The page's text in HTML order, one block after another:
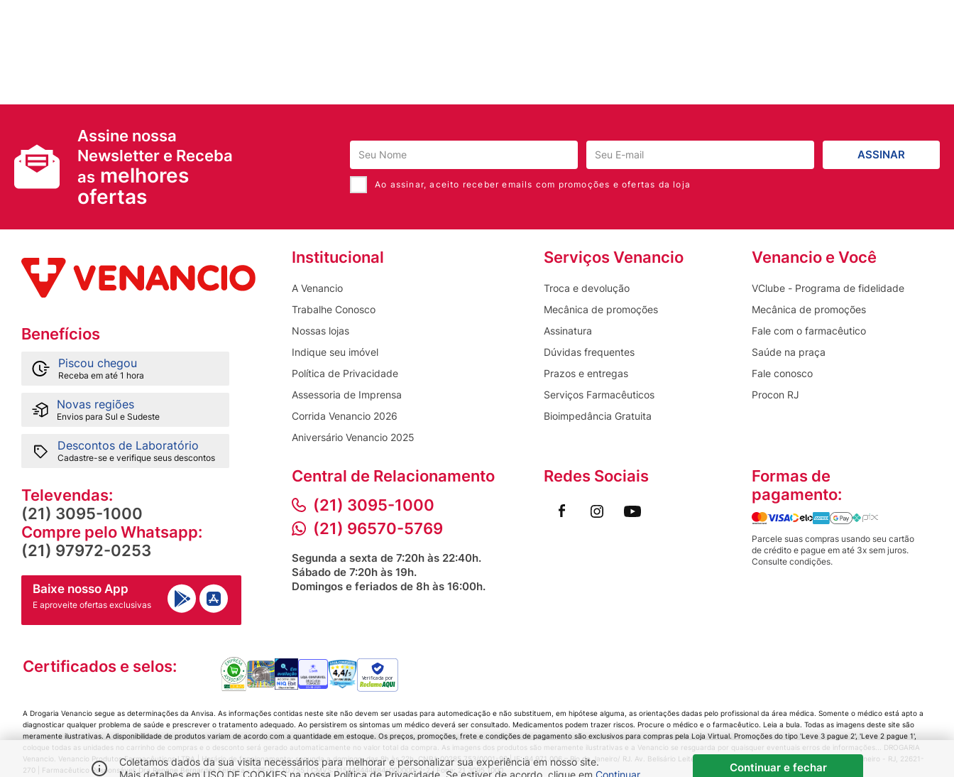
Coletamos dados da sua visita necessários para melhorar e personalizar sua experiência em nosso site.
Mais detalhes em USO DE COOKIES na nossa Política de Privacidade. Se estiver de acordo, clique em Continuar
Continuar e fechar
Assine nossa
Newsletter e Receba
as melhores
ofertas
ASSINAR
Ao assinar, aceito receber emails com promoções e ofertas da loja
Benefícios
Piscou chegou
Receba em até 1 hora
Novas regiões
Envios para Sul e Sudeste
Descontos de Laboratório
Cadastre-se e verifique seus descontos
Televendas:
(21) 3095-1000
Compre pelo Whatsapp:
(21) 97972-0253
Baixe nosso App
E aproveite ofertas exclusivas
Institucional
A Venancio
Trabalhe Conosco
Nossas lojas
Indique seu imóvel
Política de Privacidade
Assessoria de Imprensa
Corrida Venancio 2026
Aniversário Venancio 2025
Serviços Venancio
Troca e devolução
Mecânica de promoções
Assinatura
Dúvidas frequentes
Prazos e entregas
Serviços Farmacêuticos
Bioimpedância Gratuita
Venancio e Você
VClube - Programa de fidelidade
Mecânica de promoções
Fale com o farmacêutico
Saúde na praça
Fale conosco
Procon RJ
Central de Relacionamento
(21) 3095-1000
(21) 96570-5769
Segunda a sexta de 7:20h às 22:40h.
Sábado de 7:20h às 19h.
Domingos e feriados de 8h às 16:00h.
Redes Sociais
Formas de
pagamento:
Parcele suas compras usando seu cartão
de crédito e pague em até 3x sem juros.
Consulte condições.
Certificados e selos:
Verificada por
A Drogaria Venancio segue as determinações da Anvisa. As informações contidas neste site não devem ser usadas para automedicação e não substituem, em hipótese alguma, as orientações dadas pelo profissional da área médica. Somente o médico está apto a
diagnosticar qualquer problema de saúde e prescrever o tratamento adequado. Ao persistirem os sintomas um médico deverá ser consultado. Medicamentos podem trazer riscos. Procure o médico e o farmacêutico. Leia a bula. Todas as imagens deste site são
meramente ilustrativas. A disponibilidade de produtos variam de acordo com a quantidade em estoque. Os preços, promoções, frete e condições de pagamento são exclusivos para compras pela Loja Virtual. Promoções do tipo 'Leve 3 pague 2', 'Leve 2 pague 1',
coloque todas as unidades no carrinho de compras e o desconto será gerado automaticamente no valor total da compra. As imagens dos produtos são meramente ilustrativas e a Venancio se resguarda por quaisquer eventuais erros de informações... DROGARIA
Venancio. Venancio Produtos Farmacêuticos LTDA | Horário de funcionamento: segunda a domingo, das 8h às 22h. CNPJ: 00285.753/0001-90 | IE: 84.971.006 – Rio de Janeiro/ RJ. Av. Belisário Leite de Andrade Neto, 80 - Barra da Tijuca, Rio de Janeiro - RJ, 22621-
270 | Farmacêutico Responsável: Dra Renane Bernardes Ferreira - CRF-RJ: 10.755 | CMVS: 115448444884-000000-2-2 | Fone: 21 3095 1000